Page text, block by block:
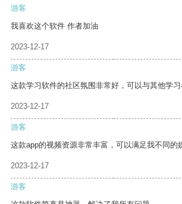
游客
我喜欢这个软件 作者加油
2023-12-17
游客
这款学习软件的社区氛围非常好，可以与其他学习
2023-12-17
游客
这款app的视频资源非常丰富，可以满足我不同的
2023-12-17
游客